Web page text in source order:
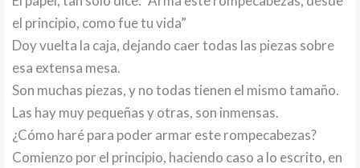
el principio, como fue tu vida”
Doy vuelta la caja, dejando caer todas las piezas sobre
esa extensa mesa.
Son muchas piezas, y no todas tienen el mismo tamaño.
Las hay muy pequeñas y otras, son inmensas.
¿Cómo haré para poder armar este rompecabezas?
Comienzo por el principio, haciendo caso a lo escrito, en